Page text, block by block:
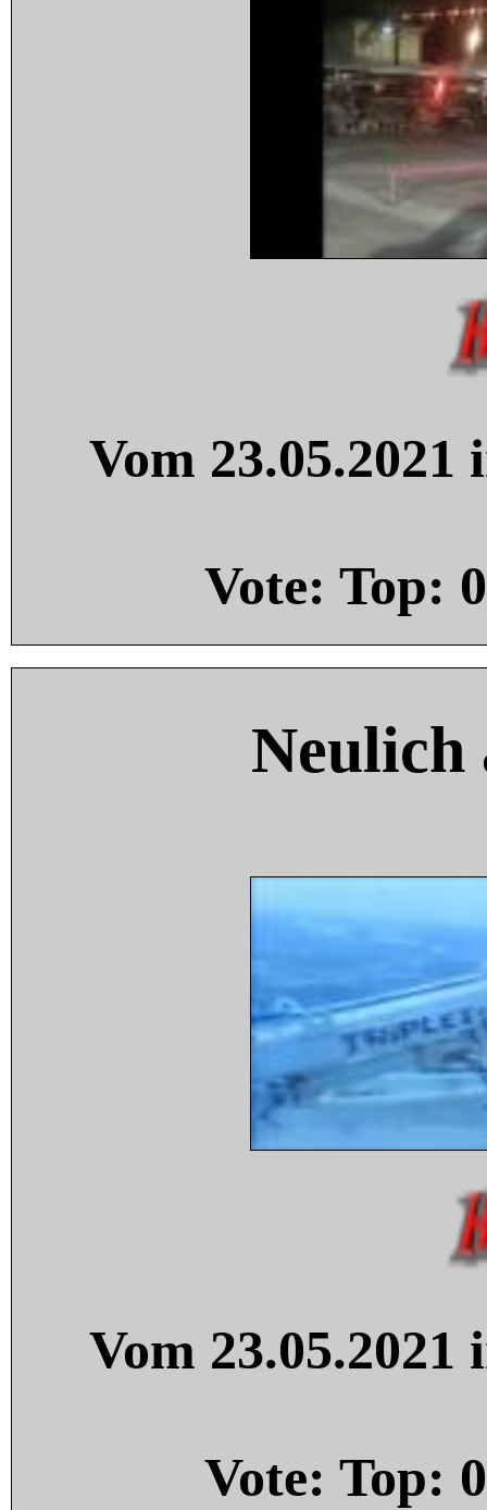
Vom
Vote: Top: 0
Neulich
Vom
Vote: Top: 0